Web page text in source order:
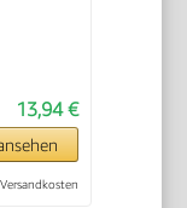
13,94 €